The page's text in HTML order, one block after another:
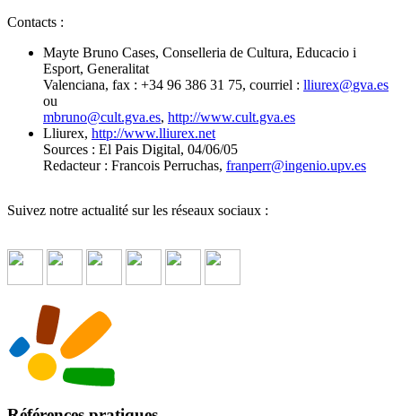
Contacts :
Mayte Bruno Cases, Conselleria de Cultura, Educacio i
Esport, Generalitat
Valenciana, fax : +34 96 386 31 75, courriel : lliurex@gva.es
ou
mbruno@cult.gva.es, http://www.cult.gva.es
Lliurex, http://www.lliurex.net
Sources : El Pais Digital, 04/06/05
Redacteur : Francois Perruchas, franperr@ingenio.upv.es
Suivez notre actualité sur les réseaux sociaux :